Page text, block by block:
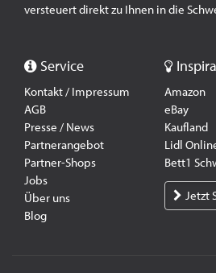
versteuert direkt zu Ihnen in die
Service
Kontakt / Impressum
AGB
Presse / News
Partnerangebot
Partner-Shops
Jobs
Über uns
Blog
Amazon
eBay
Kaufland
Lidl
Bett1
Jetzt